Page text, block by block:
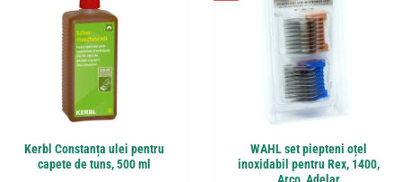
Kerbl Constanța ulei pentru
capete de tuns, 500 ml
WAHL set piepteni oțel
inoxidabil pentru Rex, 1400,